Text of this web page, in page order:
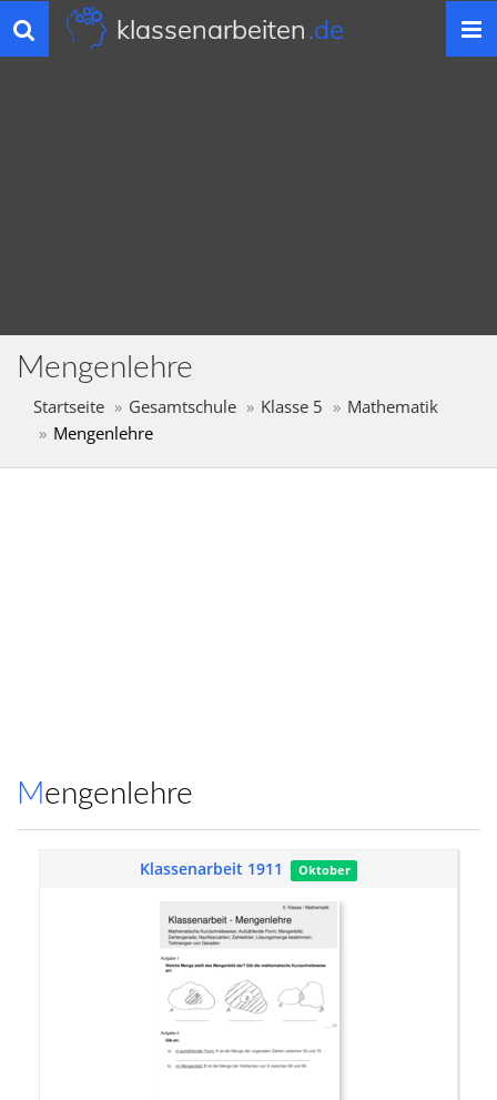
Toggle
navigation
klassenarbeiten.de
Mengenlehre
Startseite Gesamtschule Klasse 5
Mathematik
Mengenlehre
Mengenlehre
Klassenarbeit 1911 Oktober